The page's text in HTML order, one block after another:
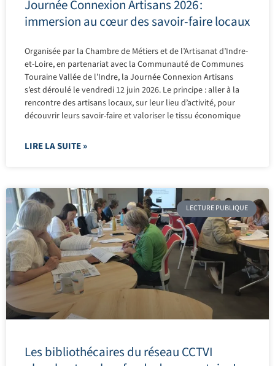
Journée Connexion Artisans 2026 :
immersion au cœur des savoir-faire locaux
Organisée par la Chambre de Métiers et de l’Artisanat d’Indre-
et-Loire, en partenariat avec la Communauté de Communes
Touraine Vallée de l’Indre, la Journée Connexion Artisans
s’est déroulé le vendredi 12 juin 2026. Le principe : aller à la
rencontre des artisans locaux, sur leur lieu d’activité, pour
découvrir leurs savoir-faire et valoriser le tissu économique
LIRE LA SUITE »
LECTURE PUBLIQUE
Les bibliothécaires du réseau CCTVI